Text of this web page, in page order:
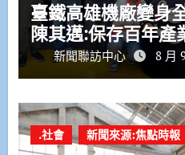
臺鐵高雄機廠變身
陳其邁:保存百年產
新聞聯訪中心 8 月
.社會 新聞來源:焦點時報